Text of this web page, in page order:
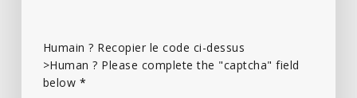
Humain ? Recopier le code ci-dessus
>Human ? Please complete the "captcha" field
below *